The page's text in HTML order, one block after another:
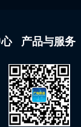
产品与服务